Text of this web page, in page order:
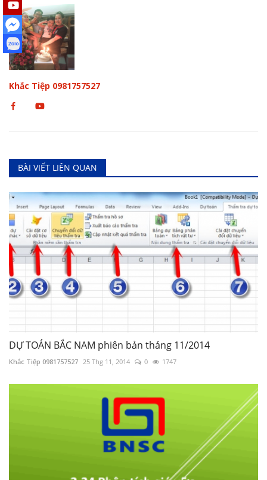
Khắc Tiệp 0981757527
BÀI VIẾT LIÊN QUAN
DỰ TOÁN BẮC NAM phiên bản tháng 11/2014
Khắc Tiệp 0981757527 25 Thg 11, 2014 0 1747